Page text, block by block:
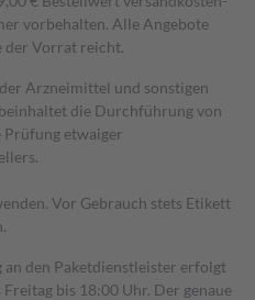
vorbehalten. Alle Angebote
der Vorrat reicht.
Arzneimittel und sonstigen
die Durchführung von
Prüfung etwaiger
Vor Gebrauch stets Etikett
an den Paketdienstleister erfolgt
bis 18:00 Uhr. Der genaue